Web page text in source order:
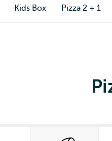
Kids Box Pizza 2 + 1